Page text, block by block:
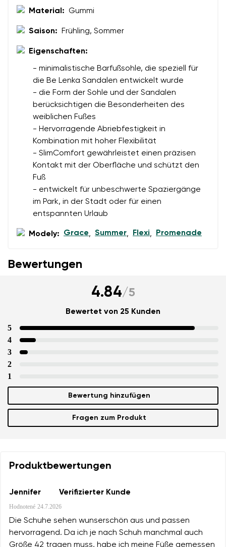
Material: Gummi
Saison: Frühling, Sommer
Eigenschaften:
- minimalistische Barfußsohle, die speziell für
die Be Lenka Sandalen entwickelt wurde
- die Form der Sohle und der Sandalen
berücksichtigen die Besonderheiten des
weiblichen Fußes
- Hervorragende Abriebfestigkeit in
Kombination mit hoher Flexibilität
- SlimComfort gewährleistet einen präzisen
Kontakt mit der Oberfläche und schützt den
Fuß
- entwickelt für unbeschwerte Spaziergänge
im Park, in der Stadt oder für einen
entspannten Urlaub
Modely: Grace, Summer, Flexi, Promenade
Ich bin mit der Verarbeitung der eingegebenen
personenbezogenen Daten im Sinne von
dieser
Bedingungen
einverstanden.
Bewertungen
4.84/5
Bewertet von 25 Kunden
5
4
3
2
1
Bewertung hinzufügen
Fragen zum Produkt
Produktbewertungen
Jennifer Verifizierter Kunde
Hodnotené 24.7.2026
Die Schuhe sehen wunserschön aus und passen
hervorragend. Da ich je nach Schuh manchmal auch
Größe 42 tragen muss, habe ich meine Füße gemessen
Bewertung
Ich bin mit der Verarbeitung der eingegebenen
personenbezogenen Daten im Sinne vondieser
Bedingungen und deren Veröffentlichung
einverstanden.
Bewertung hinzufügen